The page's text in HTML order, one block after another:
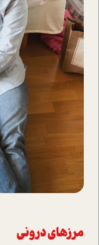
مرزهای درونی